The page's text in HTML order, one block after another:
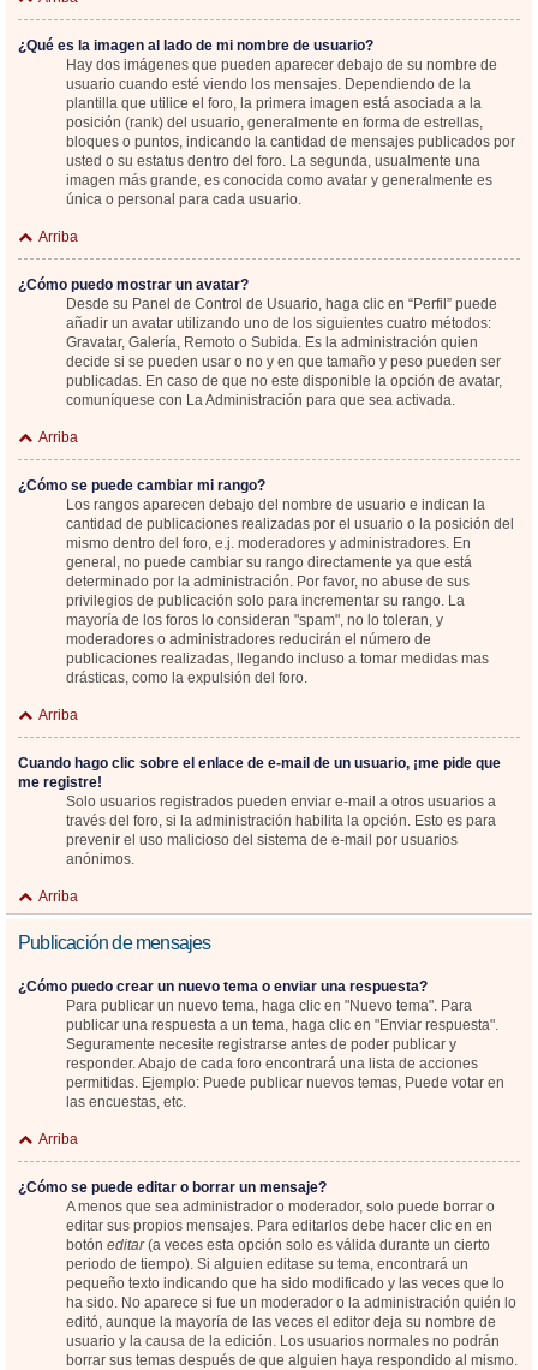
¿Qué es la imagen al lado de mi nombre de usuario?
Hay dos imágenes que pueden aparecer debajo de su nombre de
usuario cuando esté viendo los mensajes. Dependiendo de la
plantilla que utilice el foro, la primera imagen está asociada a la
posición (rank) del usuario, generalmente en forma de estrellas,
bloques o puntos, indicando la cantidad de mensajes publicados por
usted o su estatus dentro del foro. La segunda, usualmente una
imagen más grande, es conocida como avatar y generalmente es
única o personal para cada usuario.
Arriba
¿Cómo puedo mostrar un avatar?
Desde su Panel de Control de Usuario, haga clic en “Perfil” puede
añadir un avatar utilizando uno de los siguientes cuatro métodos:
Gravatar, Galería, Remoto o Subida. Es la administración quien
decide si se pueden usar o no y en que tamaño y peso pueden ser
publicadas. En caso de que no este disponible la opción de avatar,
comuníquese con La Administración para que sea activada.
Arriba
¿Cómo se puede cambiar mi rango?
Los rangos aparecen debajo del nombre de usuario e indican la
cantidad de publicaciones realizadas por el usuario o la posición del
mismo dentro del foro, e.j. moderadores y administradores. En
general, no puede cambiar su rango directamente ya que está
determinado por la administración. Por favor, no abuse de sus
privilegios de publicación solo para incrementar su rango. La
mayoría de los foros lo consideran "spam", no lo toleran, y
moderadores o administradores reducirán el número de
publicaciones realizadas, llegando incluso a tomar medidas mas
drásticas, como la expulsión del foro.
Arriba
Cuando hago clic sobre el enlace de e-mail de un usuario, ¡me pide que
me registre!
Solo usuarios registrados pueden enviar e-mail a otros usuarios a
través del foro, si la administración habilita la opción. Esto es para
prevenir el uso malicioso del sistema de e-mail por usuarios
anónimos.
Arriba
Publicación de mensajes
¿Cómo puedo crear un nuevo tema o enviar una respuesta?
Para publicar un nuevo tema, haga clic en "Nuevo tema". Para
publicar una respuesta a un tema, haga clic en "Enviar respuesta".
Seguramente necesite registrarse antes de poder publicar y
responder. Abajo de cada foro encontrará una lista de acciones
permitidas. Ejemplo: Puede publicar nuevos temas, Puede votar en
las encuestas, etc.
Arriba
¿Cómo se puede editar o borrar un mensaje?
A menos que sea administrador o moderador, solo puede borrar o
editar sus propios mensajes. Para editarlos debe hacer clic en en
botón editar(a veces esta opción solo es válida durante un cierto
periodo de tiempo). Si alguien editase su tema, encontrará un
pequeño texto indicando que ha sido modificado y las veces que lo
ha sido. No aparece si fue un moderador o la administración quién lo
editó, aunque la mayoría de las veces el editor deja su nombre de
usuario y la causa de la edición. Los usuarios normales no podrán
borrar sus temas después de que alguien haya respondido al mismo.